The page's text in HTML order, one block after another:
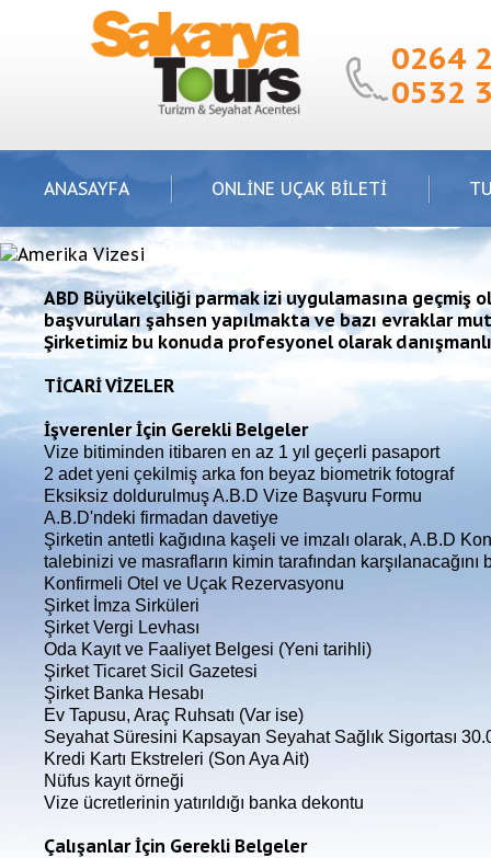
0264
0532
ANASAYFA ONLİNE UÇAK BİLETİ
ABD Büyükelçiliği parmak izi uygulamasına
başvuruları şahsen yapılmakta ve bazı evraklar
Şirketimiz bu konuda profesyonel olarak
TİCARİ VİZELER
İşverenler İçin Gerekli Belgeler
Vize bitiminden itibaren en az 1 yıl geçerli pasaport
2 adet yeni çekilmiş arka fon beyaz biometrik fotograf
Eksiksiz doldurulmuş A.B.D Vize Başvuru Formu
A.B.D'ndeki firmadan davetiye
Şirketin antetli kağıdına kaşeli ve imzalı olarak, A.B.D
talebinizi ve masrafların kimin tarafından karşılanacağını
Konfirmeli Otel ve Uçak Rezervasyonu
Şirket İmza Sirküleri
Şirket Vergi Levhası
Oda Kayıt ve Faaliyet Belgesi (Yeni tarihli)
Şirket Ticaret Sicil Gazetesi
Şirket Banka Hesabı
Ev Tapusu, Araç Ruhsatı (Var ise)
Seyahat Süresini Kapsayan Seyahat Sağlık Sigortası
Kredi Kartı Ekstreleri (Son Aya Ait)
Nüfus kayıt örneği
Vize ücretlerinin yatırıldığı banka dekontu
Çalışanlar İçin Gerekli Belgeler